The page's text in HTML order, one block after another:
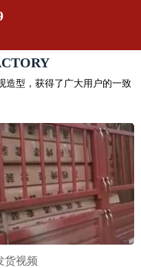
造型，获得了广大用户的一致
货视频